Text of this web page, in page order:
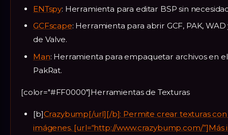
ENTspy: Herramienta para editar BSP sin
GCFscape: Herramienta para abrir GCF, PAK,
de Valve.
Man: Herramienta para empaquetar archivos en
PakRat.
[color="#FF0000"]Herramientas de Texturas
[b]Crazybump[/url][/b]: Permite crear texturas
imágenes. [url=“http://www.crazybump.com/”]Más